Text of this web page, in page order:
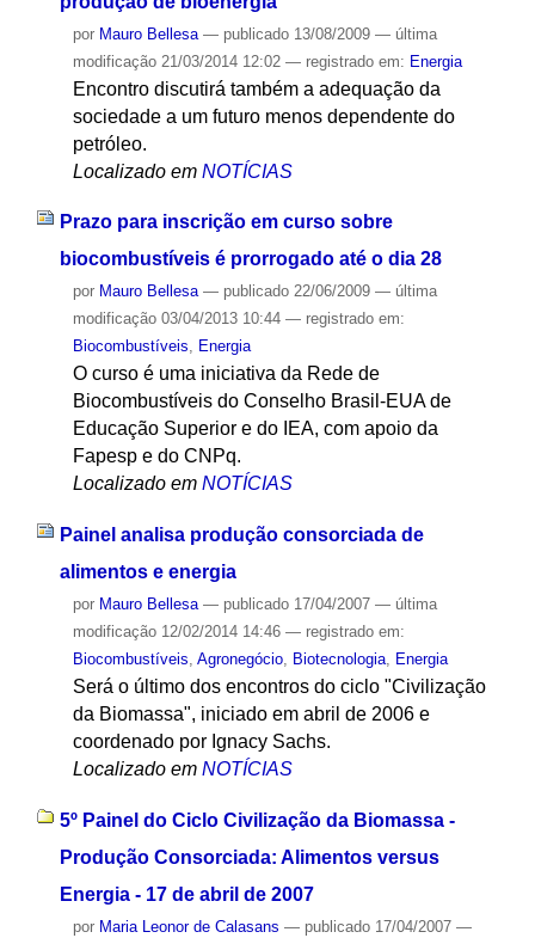
por Mauro Bellesa — publicado13/08/2009 — última
modificação21/03/2014 12:02 — registrado em: Energia
Encontro discutirá também a adequação da
sociedade a um futuro menos dependente do
petróleo.
Localizado em NOTÍCIAS
Prazo para inscrição em curso sobre
biocombustíveis é prorrogado até o dia 28
por Mauro Bellesa — publicado22/06/2009 — última
modificação03/04/2013 10:44 — registrado em:
Biocombustíveis, Energia
O curso é uma iniciativa da Rede de
Biocombustíveis do Conselho Brasil-EUA de
Educação Superior e do IEA, com apoio da
Fapesp e do CNPq.
Localizado em NOTÍCIAS
Painel analisa produção consorciada de
alimentos e energia
por Mauro Bellesa — publicado17/04/2007 — última
modificação12/02/2014 14:46 — registrado em:
Biocombustíveis, Agronegócio, Biotecnologia, Energia
Será o último dos encontros do ciclo "Civilização
da Biomassa", iniciado em abril de 2006 e
coordenado por Ignacy Sachs.
Localizado em NOTÍCIAS
5º Painel do Ciclo Civilização da Biomassa -
Produção Consorciada: Alimentos versus
Energia - 17 de abril de 2007
por Maria Leonor de Calasans — publicado17/04/2007 —